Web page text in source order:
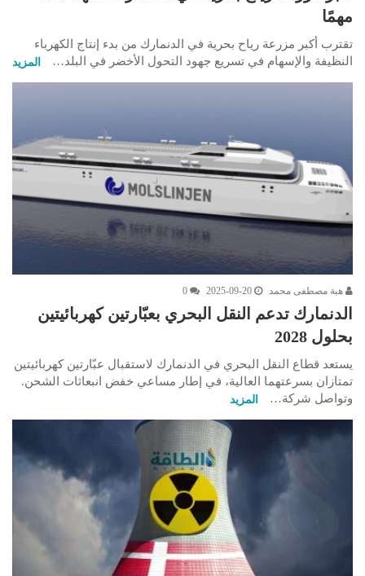
مهمًا
تقترب أكبر مزرعة رياح بحرية في الدنمارك من بدء إنتاج الكهرباء
النظيفة والإسهام في تسريع جهود التحول الأخضر في البلد…
المزيد
هبة مصطفى محمد 2025-09-20
0
الدنمارك تدعم النقل البحري بعبّارتين كهربائيتين
بحلول 2028
يستعد قطاع النقل البحري في الدنمارك لاستقبال عبّارتين كهربائيتين
تمتازان بسرعتهما العالية، في إطار مساعي خفض انبعاثات الشحن.
وتواصل شركة…
المزيد